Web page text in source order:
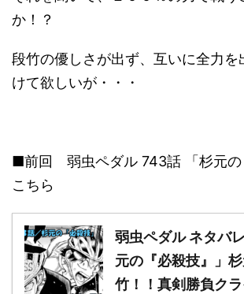
か！？
段竹の優しさが出ず、互いに全力を
けて欲しいが・・・
■前回 弱虫ペダル 743話 「杉元の
こちら
弱虫ペダル ネタバ
元の『必殺技』」
竹！！真剣勝負ク